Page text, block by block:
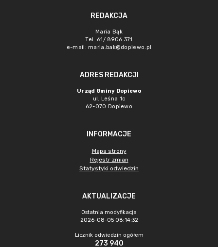
REDAKCJA
Maria Bąk
Tel. 61/ 8906 371
e-mail: maria.bak@dopiewo.pl
ADRES REDAKCJI
Urząd Gminy Dopiewo
ul. Leśna 1c
62-070 Dopiewo
INFORMACJE
Mapa strony
Rejestr zmian
Statystyki odwiedzin
AKTUALIZACJE
Ostatnia modyfikacja
2026-08-05 08:14:32
Licznik odwiedzin ogółem
273 940